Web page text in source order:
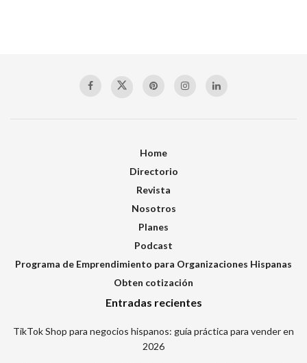
Home
Directorio
Revista
Nosotros
Planes
Podcast
Programa de Emprendimiento para Organizaciones Hispanas
Obten cotización
Entradas recientes
TikTok Shop para negocios hispanos: guía práctica para vender en
2026